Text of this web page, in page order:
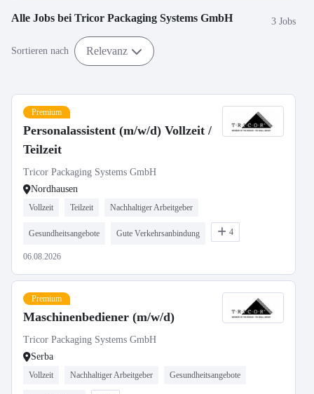
Alle Jobs bei Tricor Packaging Systems GmbH 3 Jobs
Sortieren nach Relevanz
Premium
Personalassistent (m/w/d) Vollzeit /
Teilzeit
Tricor Packaging Systems GmbH
Nordhausen
Vollzeit Teilzeit Nachhaltiger Arbeitgeber
Gesundheitsangebote Gute Verkehrsanbindung 4
06.08.2026
Premium
Maschinenbediener (m/w/d)
Tricor Packaging Systems GmbH
Serba
Vollzeit Nachhaltiger Arbeitgeber Gesundheitsangebote